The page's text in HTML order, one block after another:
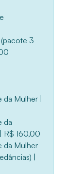
3
da Mulher |
da
R$ 160,00
da Mulher
|